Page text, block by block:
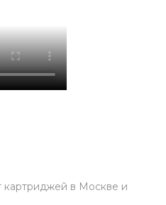
картриджей в Москве и